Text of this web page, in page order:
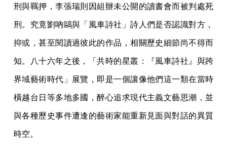
刑與羈押，李張瑞則因組辦未公開的讀書會而被判處死
刑。究竟劉吶鷗與「風車詩社」詩人們是否認識對方，
抑或，甚至閱讀過彼此的作品，相關歷史細節尚不得而
知。八十六年之後，「共時的星叢：『風車詩社』與跨
界域藝術時代」展覽，即是一個讓像他們這一類在當時
橫越台日等多地多國，醉心追求現代主義文藝思潮，並
與各種歷史事件遭逢的藝術家能重新見面與對話的異質
時空。